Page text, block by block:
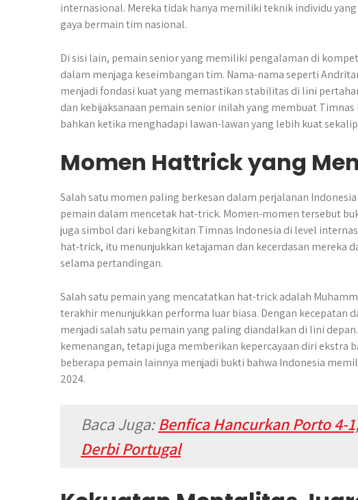
internasional. Mereka tidak hanya memiliki teknik individu
gaya bermain tim nasional.
Di sisi lain, pemain senior yang memiliki pengalaman di
dalam menjaga keseimbangan tim. Nama-nama seperti
menjadi fondasi kuat yang memastikan stabilitas di lini
dan kebijaksanaan pemain senior inilah yang membuat
bahkan ketika menghadapi lawan-lawan yang lebih kuat
Momen Hattrick yang
Salah satu momen paling berkesan dalam perjalanan
pemain dalam mencetak hat-trick. Momen-momen tersebut
juga simbol dari kebangkitan Timnas Indonesia di level
hat-trick, itu menunjukkan ketajaman dan kecerdasan mereka
selama pertandingan.
Salah satu pemain yang mencatatkan hat-trick adalah
terakhir menunjukkan performa luar biasa. Dengan kecepatan
menjadi salah satu pemain yang paling diandalkan di lini
kemenangan, tetapi juga memberikan kepercayaan diri ekstra
beberapa pemain lainnya menjadi bukti bahwa Indonesia
2024.
Baca Juga:Benfica Hancurkan Porto 4-
Derbi Portugal